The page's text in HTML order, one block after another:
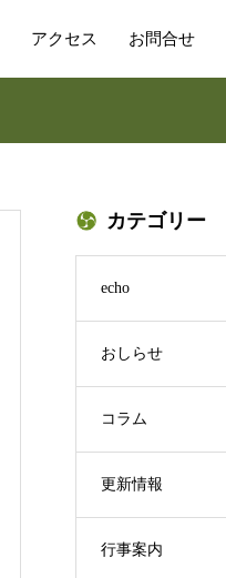
アクセス お問合せ
カテゴリー
echo
おしらせ
コラム
更新情報
行事案内